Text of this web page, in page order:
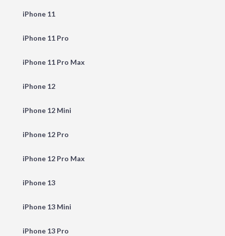
iPhone 11
iPhone 11 Pro
iPhone 11 Pro Max
iPhone 12
iPhone 12 Mini
iPhone 12 Pro
iPhone 12 Pro Max
iPhone 13
iPhone 13 Mini
iPhone 13 Pro